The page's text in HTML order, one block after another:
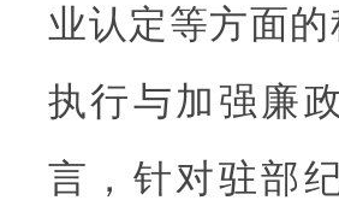
业认定等方面
执行与加强廉
言，针对驻部